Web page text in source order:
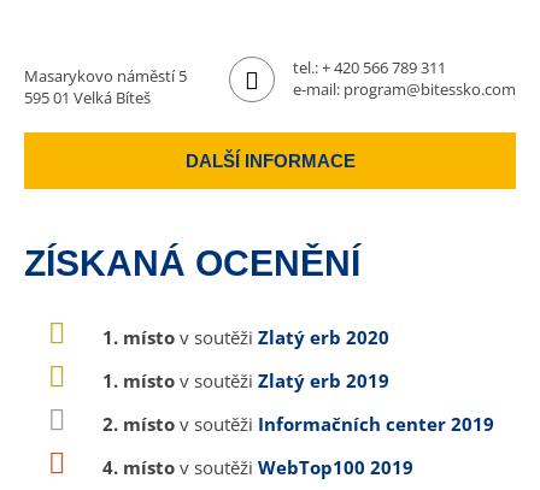
Masarykovo náměstí 5
595 01 Velká Bíteš
tel.:+ 420 566 789 311
e-mail: program@bitessko.com
DALŠÍ INFORMACE
ZÍSKANÁ OCENĚNÍ
1. místo v soutěži Zlatý erb 2020
1. místo v soutěži Zlatý erb 2019
2. místo v soutěži Informačních center 2019
4. místo v soutěži WebTop100 2019